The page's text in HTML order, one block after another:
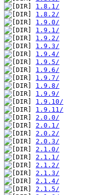
1.8.1/
1.8.2/
1.9.0/
1.9.1/
1.9.2/
1.9.3/
1.9.4/
1.9.5/
1.9.6/
1.9.7/
1.9.8/
1.9.9/
1.9.10/
1.9.11/
2.0.0/
2.0.1/
2.0.2/
2.0.3/
2.1.0/
2.1.1/
2.1.2/
2.1.3/
2.1.4/
2.1.5/